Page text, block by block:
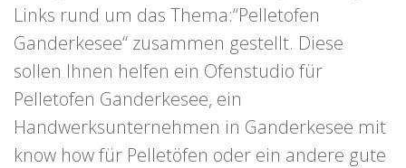
Links rund um das Thema:“Pelletofen
Ganderkesee“ zusammen gestellt. Diese
sollen Ihnen helfen ein Ofenstudio für
Pelletofen Ganderkesee, ein
Handwerksunternehmen in Ganderkesee mit
know how für Pelletöfen oder ein andere gute